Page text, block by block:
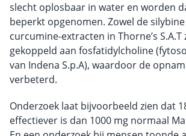
slecht oplosbaar in water en worden
beperkt opgenomen. Zowel de
curcumine-extracten in Thorne’s
gekoppeld aan fosfatidylcholine
van Indena S.p.A), waardoor de
verbeterd.
Onderzoek laat bijvoorbeeld zien dat
effectiever is dan 1000 mg normaal